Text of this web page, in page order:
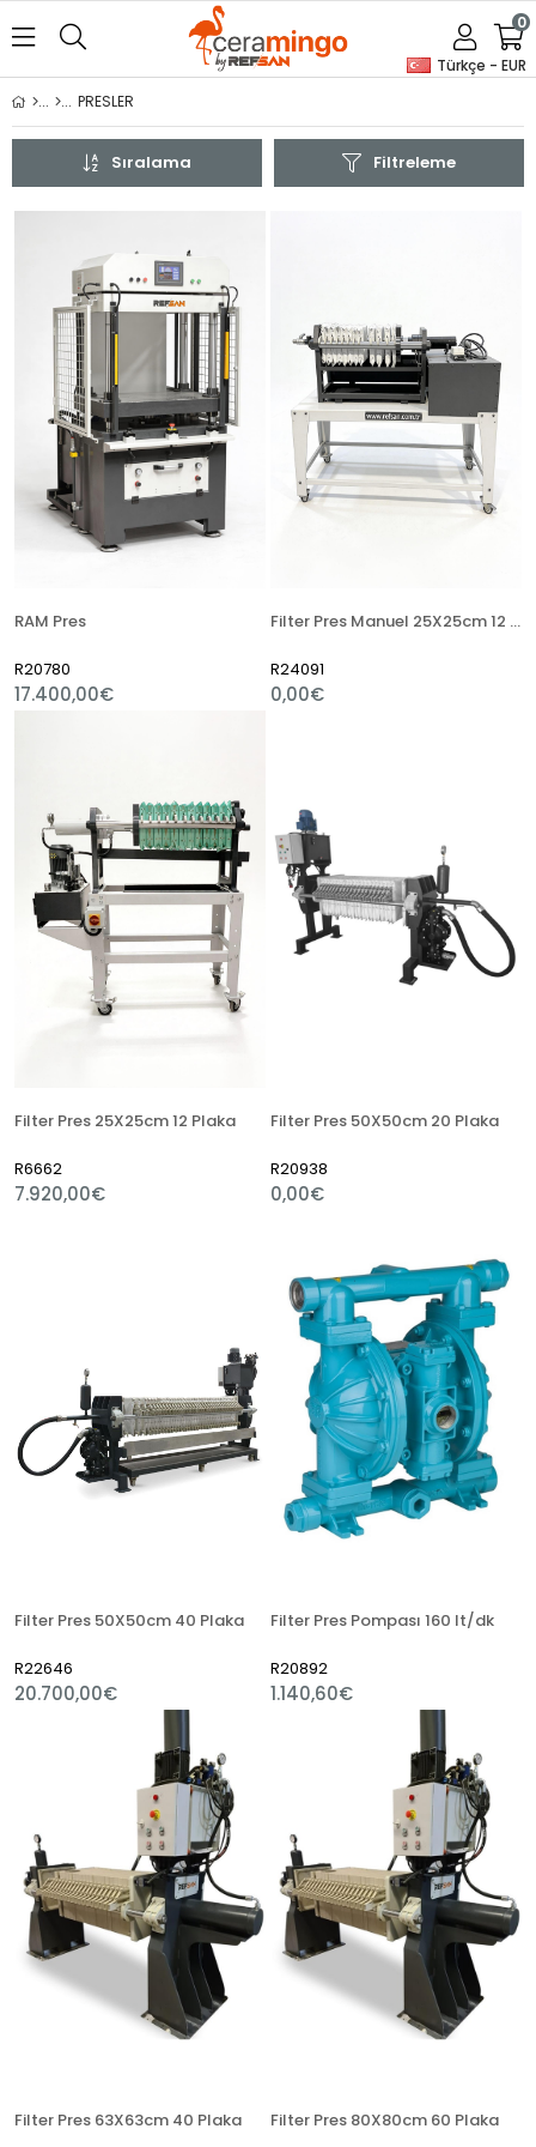
Türkçe - EUR
0
PRESLER
Filtreleme
Sıralama
RAM Pres
R20780
17.400,00€
Filter Pres Manuel 25X25cm 12 Plaka
R24091
0,00€
Filter Pres 25X25cm 12 Plaka
R6662
7.920,00€
Filter Pres 50X50cm 20 Plaka
R20938
0,00€
Filter Pres 50X50cm 40 Plaka
R22646
20.700,00€
Filter Pres Pompası 160 lt/dk
R20892
1.140,60€
Filter Pres 63X63cm 40 Plaka Filter Pres 80X80cm 60 Plaka